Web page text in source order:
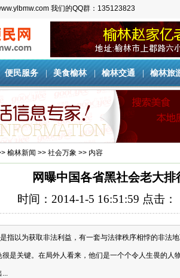
我们的QQ群：135123823
便民服务 美食榆林 榆林交通 榆林旅
榆林新闻 >> 社会万象 >> 内容
网曝中国各省黑社会老大排
时间：2014-1-5 16:51:59 点击：
指以为获取非法利益，有一套与法律秩序相悖的非法
是关键。在局外人看来，他们是一个个令人生畏的人
...